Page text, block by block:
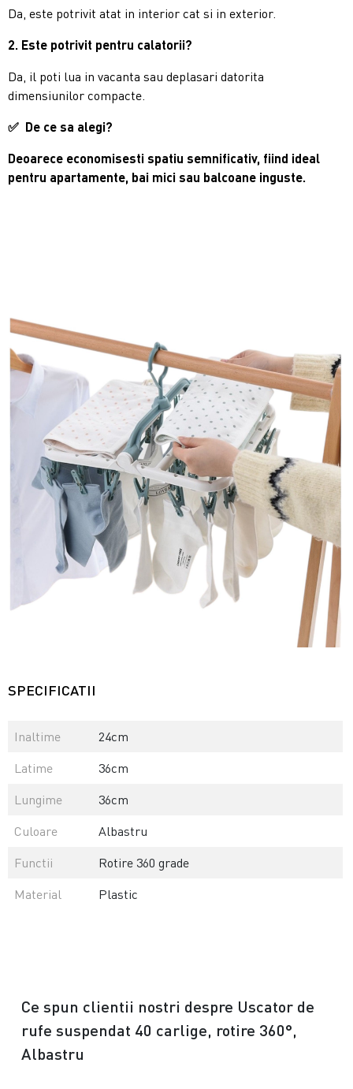
Da, este potrivit atat in interior cat si in exterior.
2. Este potrivit pentru calatorii?
Da, il poti lua in vacanta sau deplasari datorita
dimensiunilor compacte.
✅ De ce sa alegi?
Deoarece economisesti spatiu semnificativ, fiind ideal
pentru apartamente, bai mici sau balcoane inguste.
SPECIFICATII
Inaltime
24cm
Latime
36cm
Lungime
36cm
Culoare
Albastru
Functii
Rotire 360 grade
Material
Plastic
Ce spun clientii nostri despre Uscator de
rufe suspendat 40 carlige, rotire 360°,
Albastru